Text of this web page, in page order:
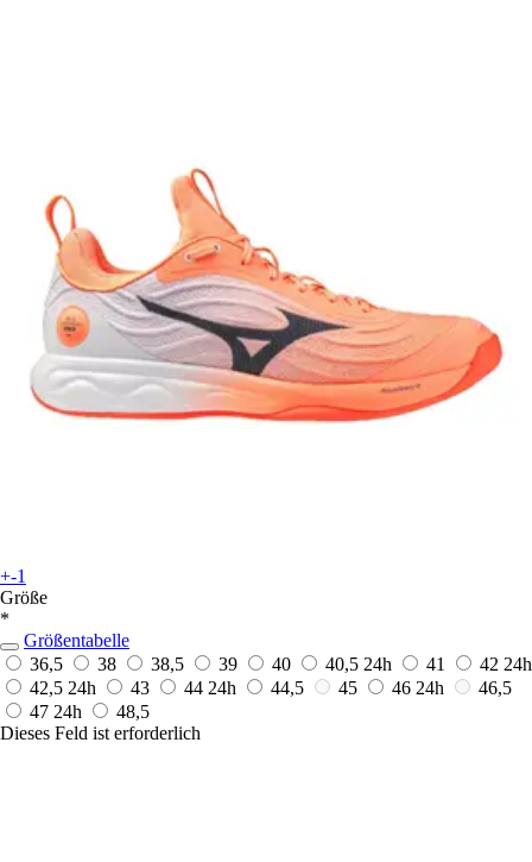
+-1
Größe
*
Größentabelle
36,5
38 38,5 39 40 40,5 24h 41 42 24h
42,5 24h 43 44 24h 44,5 45 46 24h
46,5
47 24h
48,5
Dieses Feld ist erforderlich